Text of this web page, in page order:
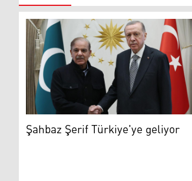
Şahbaz Şerif ile Recep Tayyip Erdoğan
Şahbaz Şerif Türkiye'ye geliyor